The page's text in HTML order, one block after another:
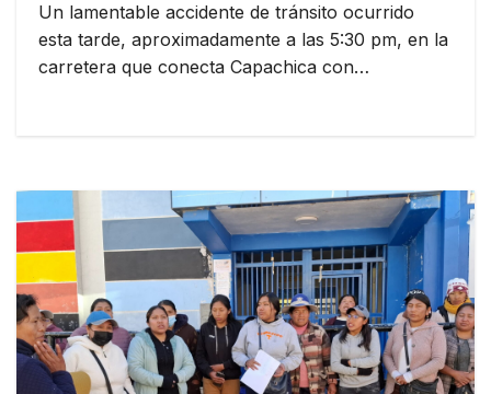
Un lamentable accidente de tránsito ocurrido
esta tarde, aproximadamente a las 5:30 pm, en la
carretera que conecta Capachica con…